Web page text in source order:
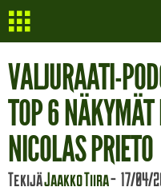
VALJURAATI-
TOP 6
NICOLAS PRIETO
TekijäJaakko Tiira- 17/04/